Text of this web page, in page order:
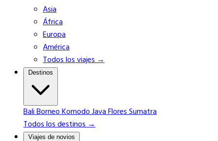
Asia
África
Europa
América
Todos los viajes →
Destinos
BaliBorneoKomodoJavaFloresSumatra
Todos los destinos →
Viajes de novios